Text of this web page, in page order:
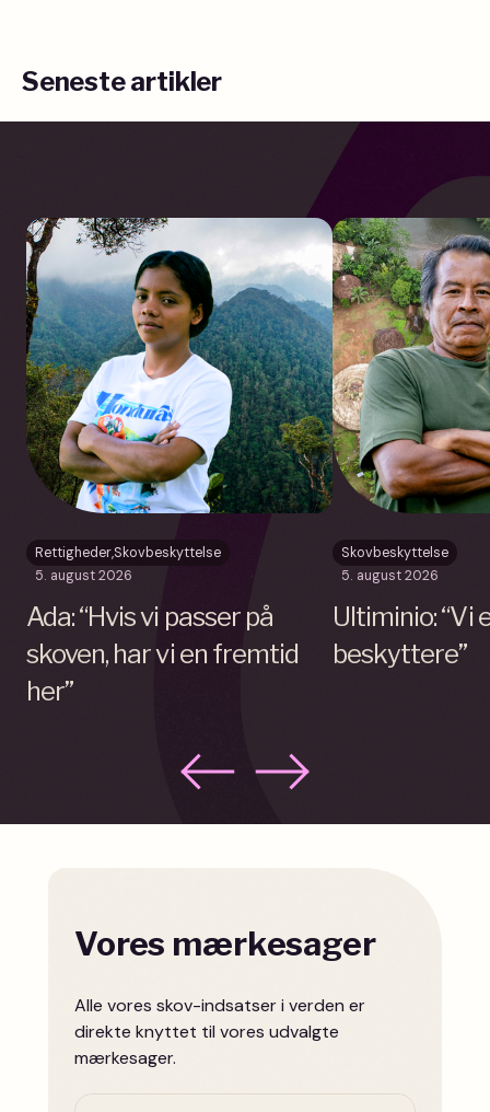
Seneste artikler
Rettigheder,Skovbeskyttelse
5. august 2026
Ada: “Hvis vi passer på
skoven, har vi en fremtid
her”
Skovbeskyttelse
5. august 2026
Ultiminio: “Vi
beskyttere”
Vores mærkesager
Alle vores skov-indsatser i verden er
direkte knyttet til vores udvalgte
mærkesager.